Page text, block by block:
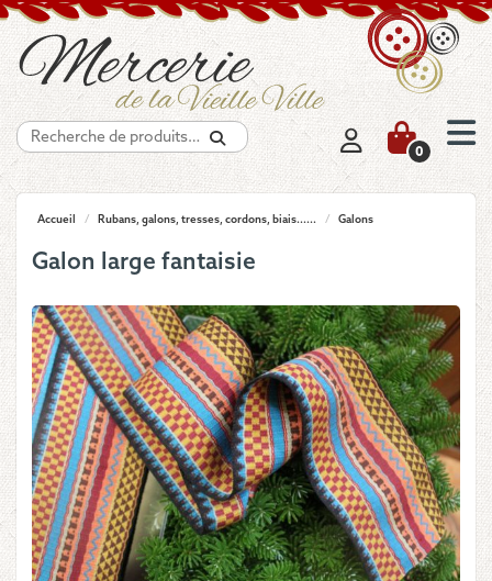
Recherche
0
Accueil / Rubans, galons, tresses, cordons, biais...... / Galons
Galon large fantaisie